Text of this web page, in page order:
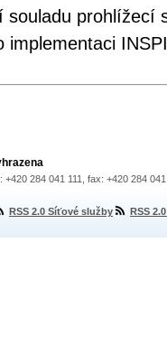
souladu prohlížecí
implementaci
+420 284 041 111, fax: +420 284
RSS 2.0 Síťové služby RSS